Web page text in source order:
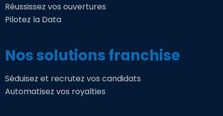
Réussissez vos ouvertures
Pilotez la Data
Nos solutions franchise
Séduisez et recrutez vos candidats
Automatisez vos royalties